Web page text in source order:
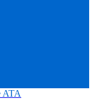
ATA